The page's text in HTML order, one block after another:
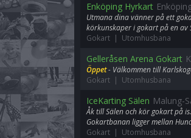
Enköping Hyrkart
Utmana dina vänner på ett
körkunskaper i gokart på en av
Gokart | Utomhusbana
Gelleråsen Arena Gokart
Öppet- Välkommen till
Gokart | Utomhusbana
IceKarting Sälen Malung-
Åk till Sälen och kör gokart på
Gokartbanan ligger mellan
Gokart | Utomhusbana